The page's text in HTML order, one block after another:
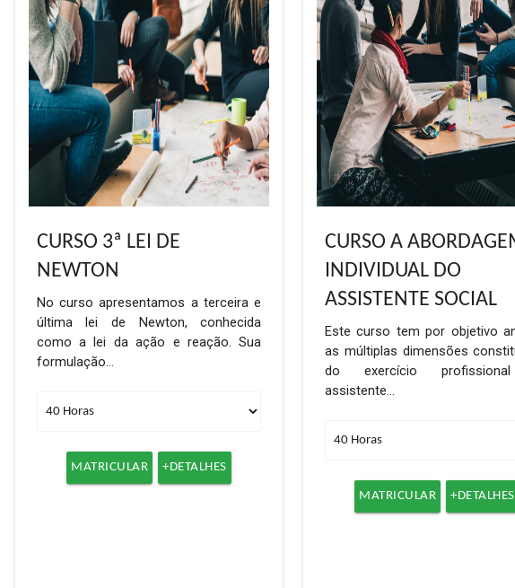
CURSO 3ª LEI DE
NEWTON
No curso apresentamos a terceira e
última lei de Newton, conhecida
como a lei da ação e reação. Sua
formulação…
MATRICULAR +DETALHES
CURSO A
INDIVIDUAL DO
ASSISTENTE SOCIAL
Este curso tem por objetivo
as múltiplas dimensões
do exercício
assistente…
MATRICULAR +DETALHES